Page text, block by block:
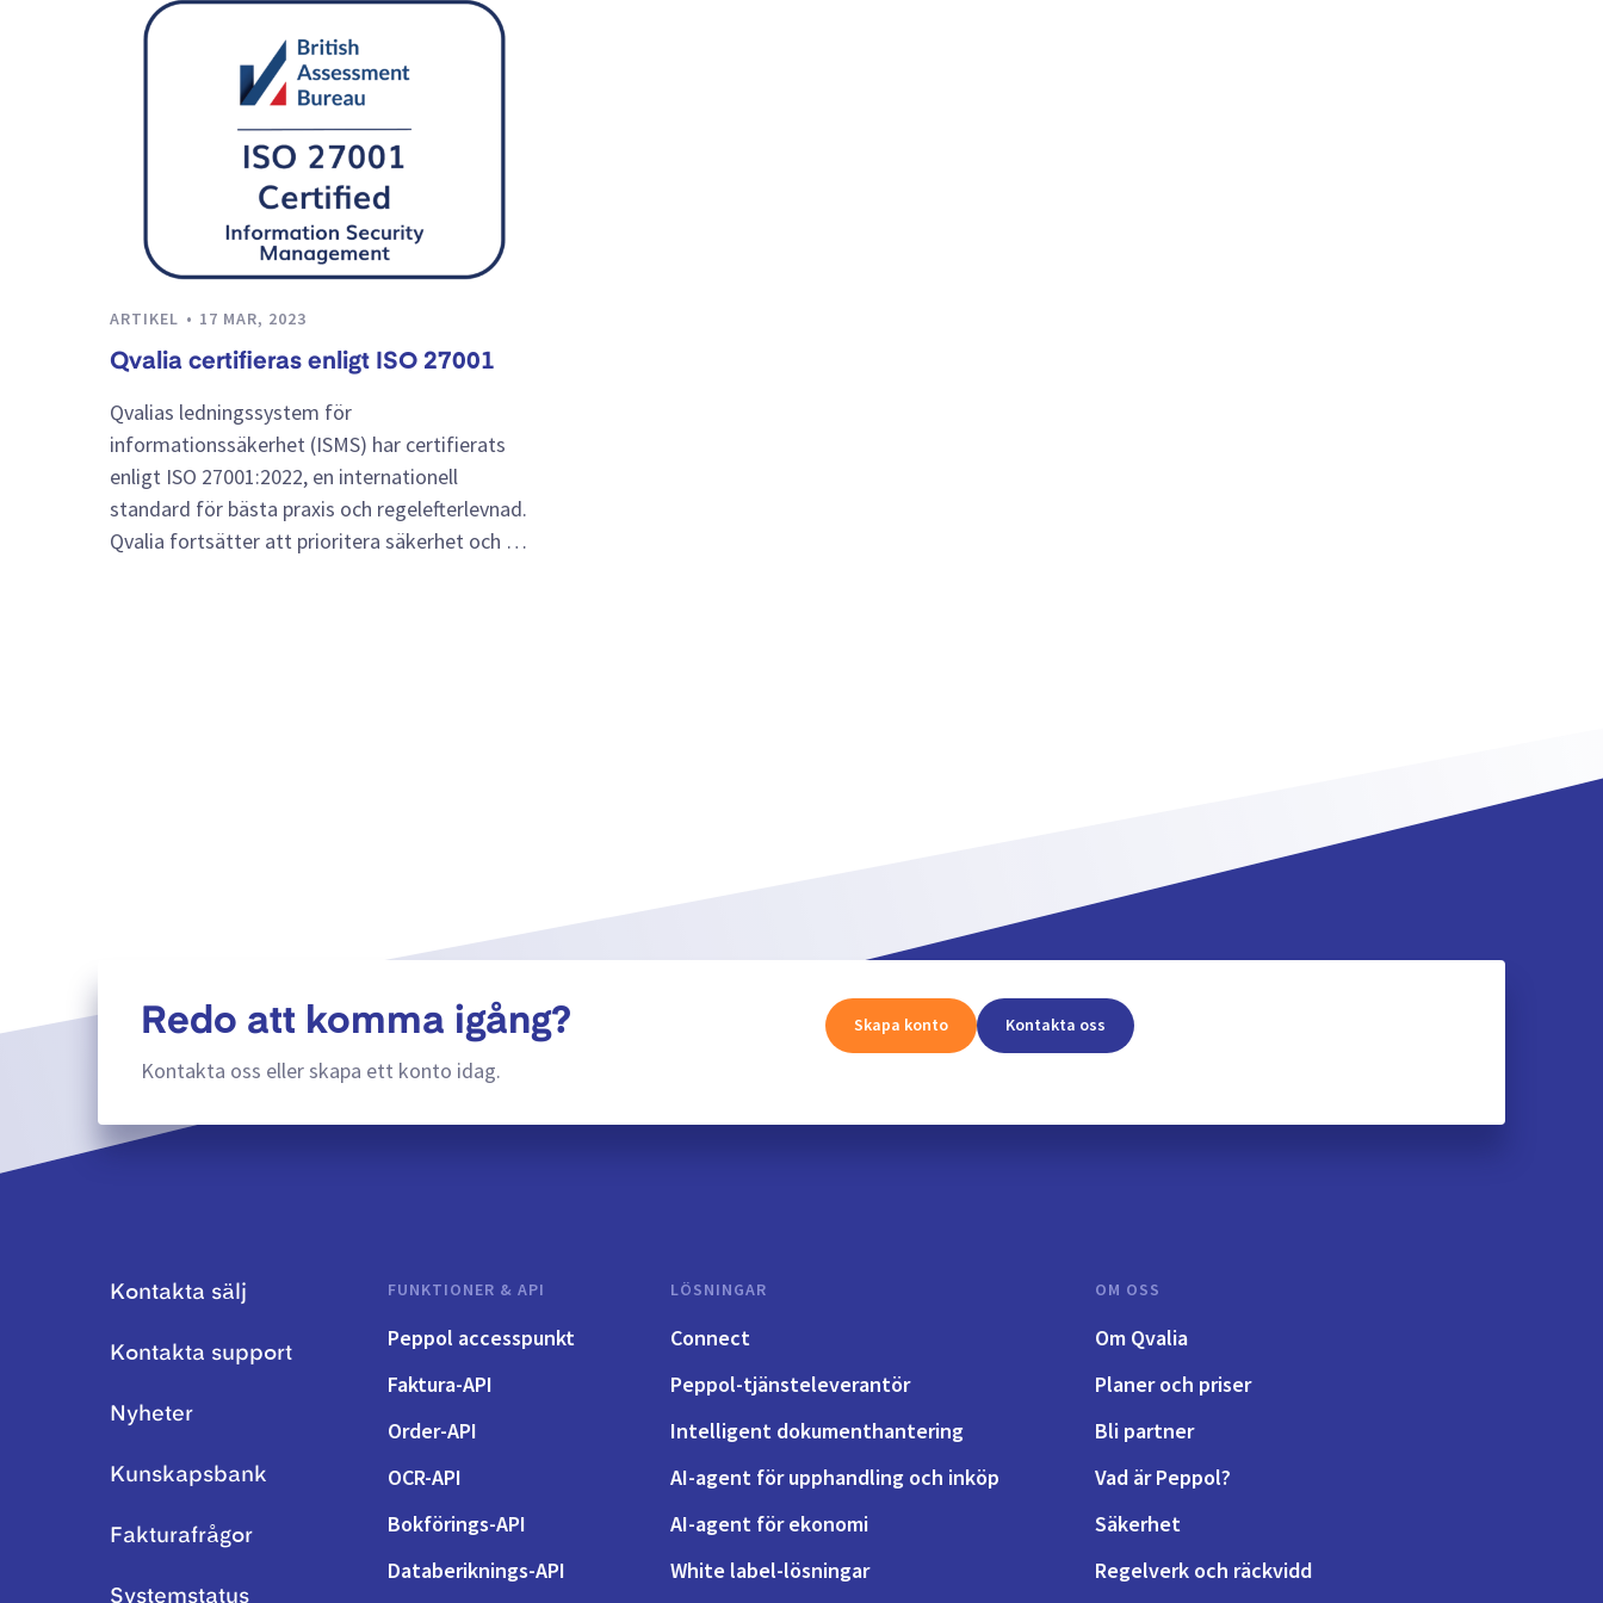
ARTIKEL 17 MAR, 2023
Qvalia certifieras enligt ISO 27001
Qvalias ledningssystem för
informationssäkerhet (ISMS) har certifierats
enligt ISO 27001:2022, en internationell
standard för bästa praxis och regelefterlevnad.
Qvalia fortsätter att prioritera säkerhet och …
Redo att komma igång?
Kontakta oss eller skapa ett konto idag.
Skapa konto Kontakta oss
Kontakta sälj
Kontakta support
Nyheter
Kunskapsbank
Fakturafrågor
Systemstatus
FUNKTIONER & API
Peppol accesspunkt
Faktura-API
Order-API
OCR-API
Bokförings-API
Databeriknings-API
LÖSNINGAR
Connect
Peppol-tjänsteleverantör
Intelligent dokumenthantering
AI-agent för upphandling och inköp
AI-agent för ekonomi
White label-lösningar
OM OSS
Om Qvalia
Planer och priser
Bli partner
Vad är Peppol?
Säkerhet
Regelverk och räckvidd